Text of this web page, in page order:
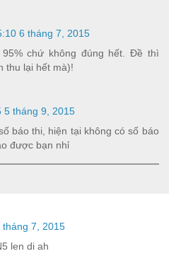
6 tháng 7, 2015
chứ không đúng hết. Đề thì
thu lại hết mà)!
5 tháng 9, 2015
báo thi, hiện tại không có số báo
được bạn nhỉ
tháng 7, 2015
len di ah